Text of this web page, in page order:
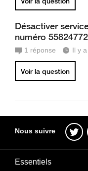
Désactiver
numéro 55824772
1 réponse Il y
Voir la question
Nous suivre
Essentiels